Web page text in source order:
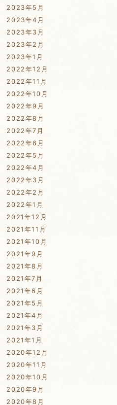
2023年5月
2023年4月
2023年3月
2023年2月
2023年1月
2022年12月
2022年11月
2022年10月
2022年9月
2022年8月
2022年7月
2022年6月
2022年5月
2022年4月
2022年3月
2022年2月
2022年1月
2021年12月
2021年11月
2021年10月
2021年9月
2021年8月
2021年7月
2021年6月
2021年5月
2021年4月
2021年3月
2021年1月
2020年12月
2020年11月
2020年10月
2020年9月
2020年8月